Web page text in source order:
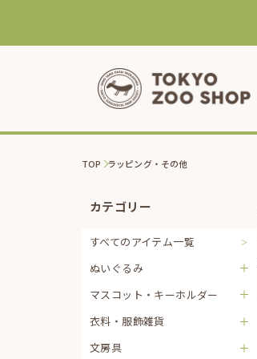
TOP ラッピング・その他
カテゴリー
すべてのアイテム一覧
ぬいぐるみ
マスコット・キーホルダー
衣料・服飾雑貨
文房具